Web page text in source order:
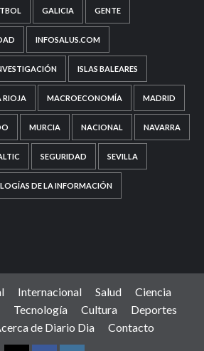
GALICIA GENTE
INFOSALUS.COM
ISLAS BALEARES
RIOJA MACROECONOMÍA MADRID
MURCIA NACIONAL NAVARRA
SEGURIDAD SEVILLA
DE LA INFORMACIÓN
Internacional Salud
Ciencia
Tecnología Cultura
Deportes
de Diario Dia Contacto